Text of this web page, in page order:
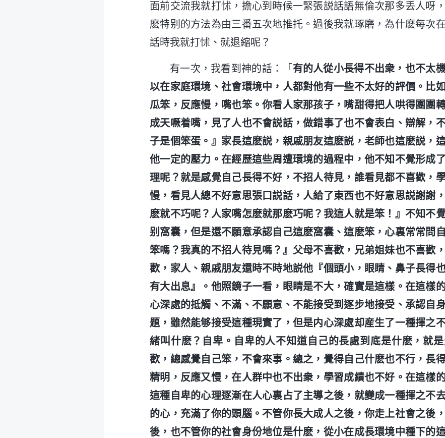
面前交流我就打怵，擔心到時候一緊張説話語無倫次那多丢人呀
麽特别的方法為由三番五次地推托。過後我就琢磨，為什麽每次
話時我就打怵、就退縮呢？
有一次，我看到神的話：「 有的人從小長得不出衆，也不太
以在家庭環境、社會環境中，人都對他有一些不太好的評價。比
瓜笨，反應慢，嘴也笨。你看人家那孩子，嘴甜得把人哄得團團
成天噘着嘴，見了人也不會説話，做錯事了也不會表白、辯解，
子是個笨蛋。』家長這麽説，親戚朋友這麽説，老師也這麽説，
他一定的壓力。在經歷這些周遭環境的過程中，他不知不覺形成
理呢？就是感覺自己長得不好，不招人待見，誰看見都不喜歡，
慢，看見人總不好意思張口説話，人給了東西也不好意思説謝謝
麽就不巧呢？人家嘴怎麽就那麽巧呢？我這人就是笨！』不知不
别窩囊，但是還不願意承認自己這麽窩囊、這麽笨，心裏常常問
笨嗎？我真的不招人待見嗎？』父母不喜歡，兄弟姐妹也不喜歡
歡，家人、親戚朋友還時不時地説他『個頭小，眼睛、鼻子長得
有大出息』。他照鏡子一看，眼睛是不大，確實是這樣。在這樣
心深處的抵觸、不滿、不願意、不能接受到逐步地接受、承認自
題，雖然能够接受這種現實了，但是内心深處却産生了一種揮之
緒叫什麽？自卑。自卑的人不知道自己的長處到底是什麽，就
歡，總感覺自己笨，不會來事。總之，覺得自己什麽也不行，長
精明，反應又慢，在人群中也不出衆，學習成績也不好。在這樣
這種自卑的心理逐漸在人心裏占了主導之後，就變成一種揮之不
的心，充滿了你的頭腦。不管你長大成人之後，你走上社會之後
後，也不管你的社會身份地位是什麽，從小在成長環境中種下的